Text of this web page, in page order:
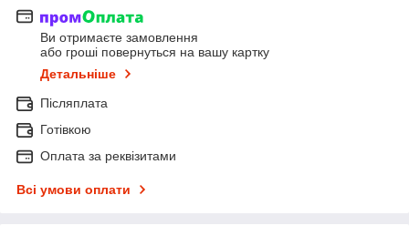
Ви отримаєте замовлення
або гроші повернуться на вашу картку
Детальніше
Післяплата
Готівкою
Оплата за реквізитами
Всі умови оплати